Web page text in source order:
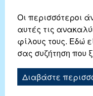
Οι περισσότεροι
αυτές τις
φίλους τους. Εδώ
σας συζήτηση που
Διαβάστε